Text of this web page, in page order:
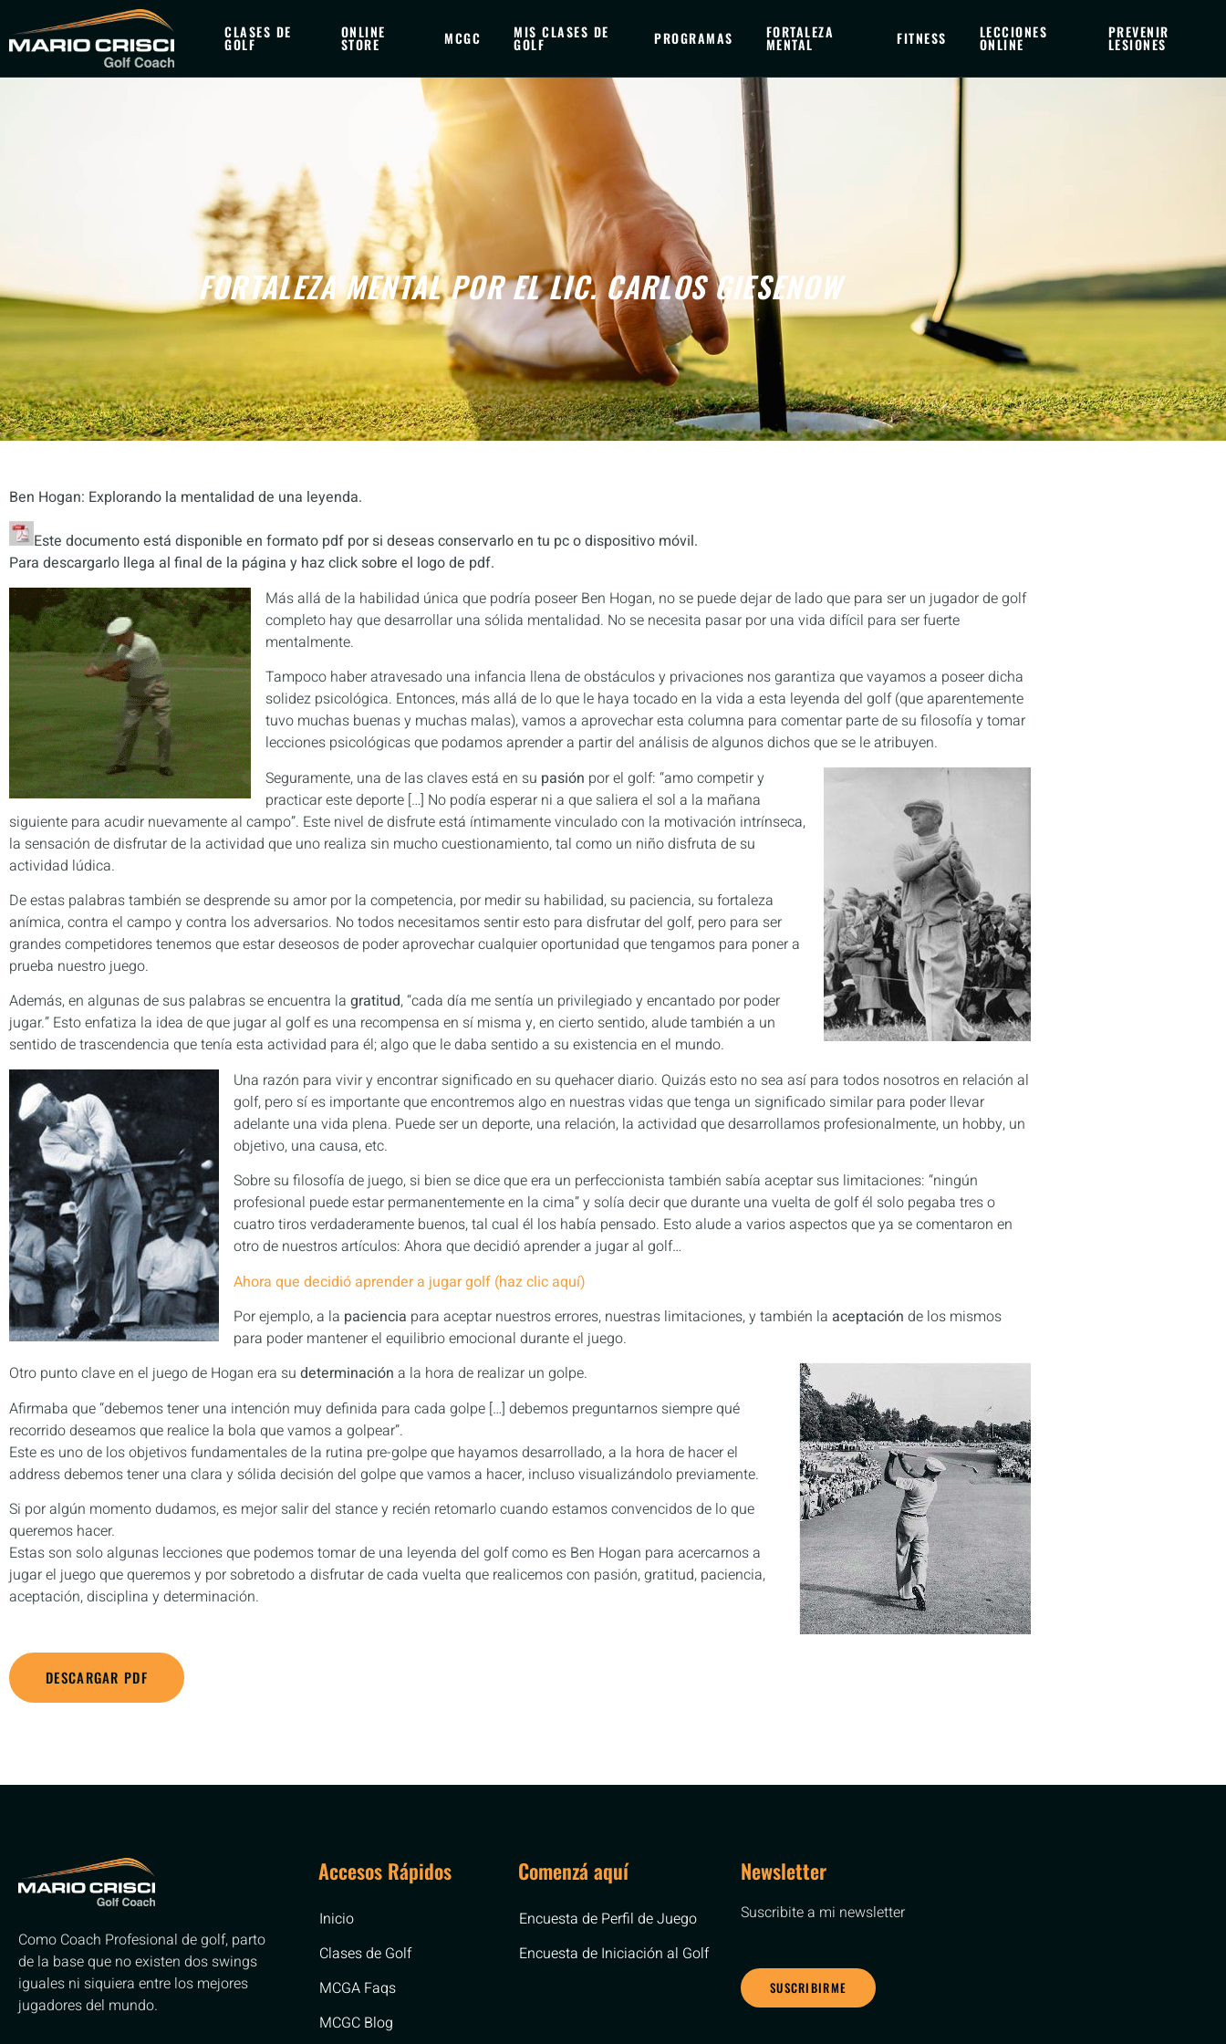
CLASES DE
GOLF
ONLINE
STORE MCGC MIS CLASES DE
GOLF PROGRAMAS FORTALEZA
MENTAL FITNESS LECCIONES
ONLINE
PREVENIR
LESIONES
FORTALEZA MENTAL POR EL LIC. CARLOS GIESENOW
Ben Hogan: Explorando la mentalidad de una leyenda.
Este documento está disponible en formato pdf por si deseas conservarlo en tu pc o dispositivo móvil.
Para descargarlo llega al final de la página y haz click sobre el logo de pdf.
Más allá de la habilidad única que podría poseer Ben Hogan, no se puede dejar de lado que para ser un jugador de golf
completo hay que desarrollar una sólida mentalidad. No se necesita pasar por una vida difícil para ser fuerte
mentalmente.
Tampoco haber atravesado una infancia llena de obstáculos y privaciones nos garantiza que vayamos a poseer dicha
solidez psicológica. Entonces, más allá de lo que le haya tocado en la vida a esta leyenda del golf (que aparentemente
tuvo muchas buenas y muchas malas), vamos a aprovechar esta columna para comentar parte de su filosofía y tomar
lecciones psicológicas que podamos aprender a partir del análisis de algunos dichos que se le atribuyen.
Seguramente, una de las claves está en su pasión por el golf: “amo competir y
practicar este deporte […] No podía esperar ni a que saliera el sol a la mañana
siguiente para acudir nuevamente al campo”. Este nivel de disfrute está íntimamente vinculado con la motivación intrínseca,
la sensación de disfrutar de la actividad que uno realiza sin mucho cuestionamiento, tal como un niño disfruta de su
actividad lúdica.
De estas palabras también se desprende su amor por la competencia, por medir su habilidad, su paciencia, su fortaleza
anímica, contra el campo y contra los adversarios. No todos necesitamos sentir esto para disfrutar del golf, pero para ser
grandes competidores tenemos que estar deseosos de poder aprovechar cualquier oportunidad que tengamos para poner a
prueba nuestro juego.
Además, en algunas de sus palabras se encuentra la gratitud, “cada día me sentía un privilegiado y encantado por poder
jugar.” Esto enfatiza la idea de que jugar al golf es una recompensa en sí misma y, en cierto sentido, alude también a un
sentido de trascendencia que tenía esta actividad para él; algo que le daba sentido a su existencia en el mundo.
Una razón para vivir y encontrar significado en su quehacer diario. Quizás esto no sea así para todos nosotros en relación al
golf, pero sí es importante que encontremos algo en nuestras vidas que tenga un significado similar para poder llevar
adelante una vida plena. Puede ser un deporte, una relación, la actividad que desarrollamos profesionalmente, un hobby, un
objetivo, una causa, etc.
Sobre su filosofía de juego, si bien se dice que era un perfeccionista también sabía aceptar sus limitaciones: “ningún
profesional puede estar permanentemente en la cima” y solía decir que durante una vuelta de golf él solo pegaba tres o
cuatro tiros verdaderamente buenos, tal cual él los había pensado. Esto alude a varios aspectos que ya se comentaron en
otro de nuestros artículos: Ahora que decidió aprender a jugar al golf…
Ahora que decidió aprender a jugar golf (haz clic aquí)
Por ejemplo, a la paciencia para aceptar nuestros errores, nuestras limitaciones, y también la aceptación de los mismos
para poder mantener el equilibrio emocional durante el juego.
Otro punto clave en el juego de Hogan era su determinación a la hora de realizar un golpe.
Afirmaba que “debemos tener una intención muy definida para cada golpe […] debemos preguntarnos siempre qué
recorrido deseamos que realice la bola que vamos a golpear”.
Este es uno de los objetivos fundamentales de la rutina pre-golpe que hayamos desarrollado, a la hora de hacer el
address debemos tener una clara y sólida decisión del golpe que vamos a hacer, incluso visualizándolo previamente.
Si por algún momento dudamos, es mejor salir del stance y recién retomarlo cuando estamos convencidos de lo que
queremos hacer.
Estas son solo algunas lecciones que podemos tomar de una leyenda del golf como es Ben Hogan para acercarnos a
jugar el juego que queremos y por sobretodo a disfrutar de cada vuelta que realicemos con pasión, gratitud, paciencia,
aceptación, disciplina y determinación.
DESCARGAR PDF
Como Coach Profesional de golf, parto
de la base que no existen dos swings
iguales ni siquiera entre los mejores
jugadores del mundo.
Accesos Rápidos
Inicio
Clases de Golf
MCGA Faqs
MCGC Blog
Comenzá aquí
Encuesta de Perfil de Juego
Encuesta de Iniciación al Golf
Newsletter
Suscribite a mi newsletter
SUSCRIBIRME